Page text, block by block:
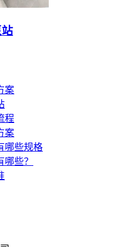
案
程
案
哪些规格
些？